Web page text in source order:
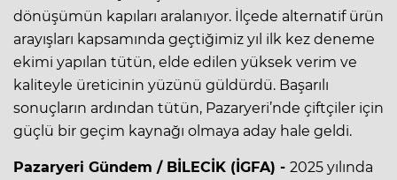
dönüşümün kapıları aralanıyor. İlçede alternatif ürün
arayışları kapsamında geçtiğimiz yıl ilk kez deneme
ekimi yapılan tütün, elde edilen yüksek verim ve
kaliteyle üreticinin yüzünü güldürdü. Başarılı
sonuçların ardından tütün, Pazaryeri’nde çiftçiler için
güçlü bir geçim kaynağı olmaya aday hale geldi.
Pazaryeri Gündem / BİLECİK (İGFA) - 2025 yılında